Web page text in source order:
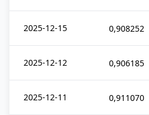
2025-12-15 0,908252
2025-12-12 0,906185
2025-12-11 0,911070